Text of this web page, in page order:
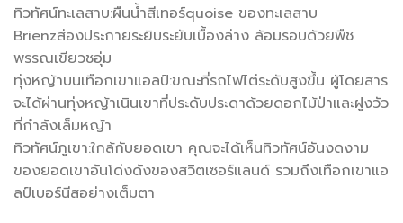
ทิวทัศน์ทะเลสาบ:ผืนน้ำสีเทอร์quoise ของทะเลสาบ
Brienzส่องประกายระยิบระยับเบื้องล่าง ล้อมรอบด้วยพืช
พรรณเขียวชอุ่ม
ทุ่งหญ้าบนเทือกเขาแอลป์:ขณะที่รถไฟไต่ระดับสูงขึ้น ผู้โดยสาร
จะได้ผ่านทุ่งหญ้าเนินเขาที่ประดับประดาด้วยดอกไม้ป่าและฝูงวัว
ที่กำลังเล็มหญ้า
ทิวทัศน์ภูเขา:ใกล้กับยอดเขา คุณจะได้เห็นทิวทัศน์อันงดงาม
ของยอดเขาอันโด่งดังของสวิตเซอร์แลนด์ รวมถึงเทือกเขาแอ
ลป์เบอร์นีสอย่างเต็มตา